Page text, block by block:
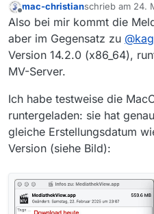
Offline
mac-christianschrieb am 24.
zuletzt editiert
Also bei mir kommt die
aber im Gegensatz zu @
Version 14.2.0 (x86_64),
MV-Server.
Ich habe testweise die
runtergeladen: sie hat
gleiche Erstellungsdatum
Version (siehe Bild):